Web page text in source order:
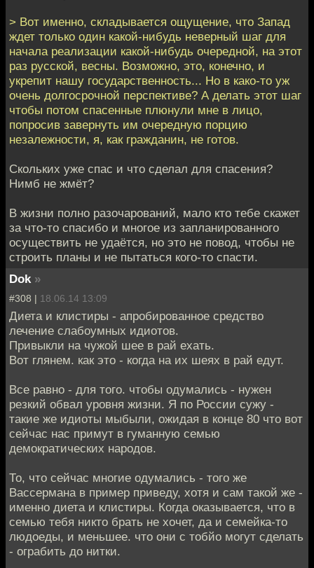
> Вот именно, складывается ощущение, что Запад
ждет только один какой-нибудь неверный шаг для
начала реализации какой-нибудь очередной, на этот
раз русской, весны. Возможно, это, конечно, и
укрепит нашу государственность... Но в како-то уж
очень долгосрочной перспективе? А делать этот шаг
чтобы потом спасенные плюнули мне в лицо,
попросив завернуть им очередную порцию
незалежности, я, как гражданин, не готов.
Скольких уже спас и что сделал для спасения?
Нимб не жмёт?
В жизни полно разочарований, мало кто тебе скажет
за что-то спасибо и многое из запланированного
осуществить не удаётся, но это не повод, чтобы не
строить планы и не пытаться кого-то спасти.
Dok »
#308 | 18.06.14 13:09
Диета и клистиры - апробированное средство
лечение слабоумных идиотов.
Привыкли на чужой шее в рай ехать.
Вот глянем. как это - когда на их шеях в рай едут.
Все равно - для того. чтобы одумались - нужен
резкий обвал уровня жизни. Я по России сужу -
такие же идиоты мыбыли, ожидая в конце 80 что вот
сейчас нас примут в гуманную семью
демократических народов.
То, что сейчас многие одумались - того же
Вассермана в пример приведу, хотя и сам такой же -
именно диета и клистиры. Когда оказывается, что в
семью тебя никто брать не хочет, да и семейка-то
людоеды, и меньшее. что они с тобйо могут сделать
- ограбить до нитки.